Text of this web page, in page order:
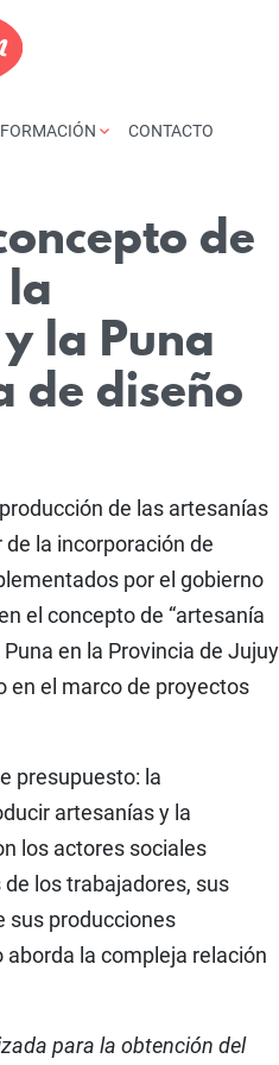
CONTACTO
de
la Puna
de diseño
de las artesanías
la incorporación de
por el gobierno
el concepto de “artesanía
en la Provincia de Jujuy
en el marco de proyectos
presupuesto: la
artesanías y la
los actores sociales
los trabajadores, sus
sus producciones
la compleja relación
para la obtención del